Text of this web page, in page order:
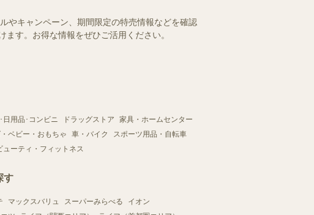
やキャンペーン、期間限定の特売情報などを確認
す。お得な情報をぜひご活用ください。
日用品･コンビニ ドラッグストア
家具・ホームセンター
ベビー・おもちゃ 車・バイク
スポーツ用品・自転車
ューティ・フィットネス
す
マックスバリュ スーパーみらべる
イオン